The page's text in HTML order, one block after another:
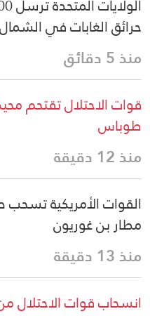
حرائق الغابات في
منذ 5 دقائق
قوات الاحتلال تقتحم
طوباس
منذ 12 دقيقة
القوات الأمريكية تسحب
مطار بن غوريون
منذ 13 دقيقة
انسحاب قوات الاحتلال